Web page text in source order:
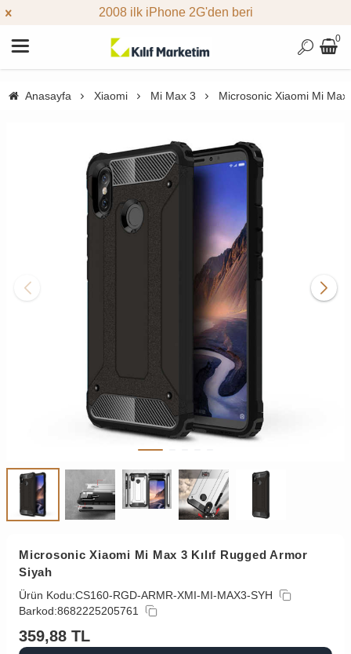
2008 ilk iPhone 2G'den beri
0
Anasayfa Xiaomi Mi Max 3 Microsonic Xiaomi Mi Max
Microsonic Xiaomi Mi Max 3 Kılıf Rugged Armor
Siyah
Ürün Kodu:CS160-RGD-ARMR-XMI-MI-MAX3-SYH
Barkod:8682225205761
359,88 TL